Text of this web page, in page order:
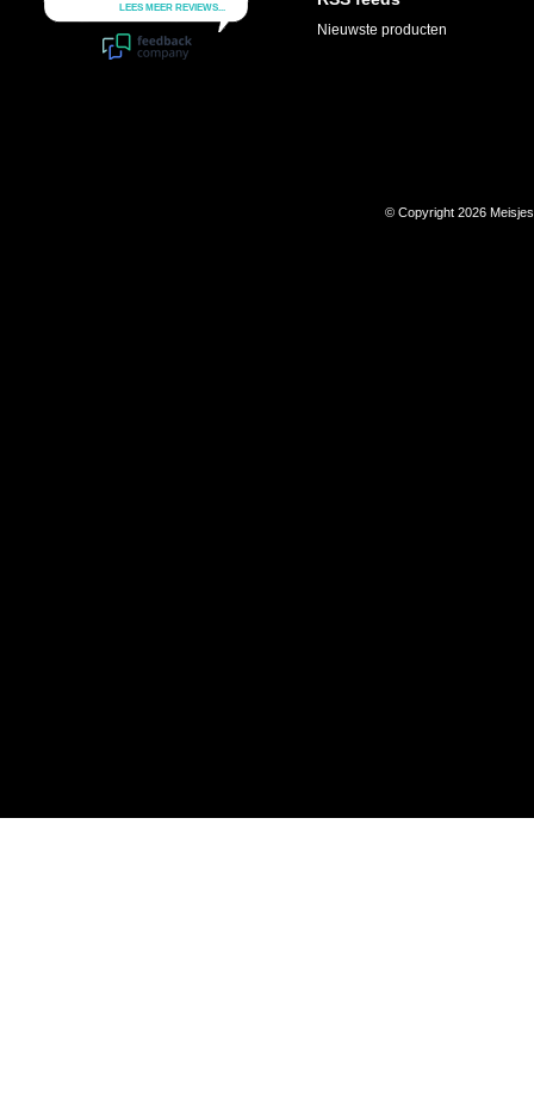
Nieuwste producten
© Copyright 2026